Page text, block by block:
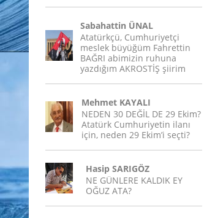
Sabahattin ÜNAL
Atatürkçü, Cumhuriyetçi
meslek büyüğüm Fahrettin
BAĞRI abimizin ruhuna
yazdığım AKROSTİŞ şiirim
Mehmet KAYALI
NEDEN 30 DEĞİL DE 29 Ekim?
Atatürk Cumhuriyetin ilanı
için, neden 29 Ekim’i seçti?
Hasip SARIGÖZ
NE GÜNLERE KALDIK EY
OĞUZ ATA?